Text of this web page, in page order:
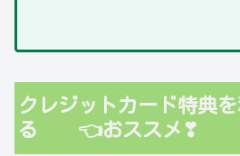
クレジットカード特典
る 👈おススメ❣